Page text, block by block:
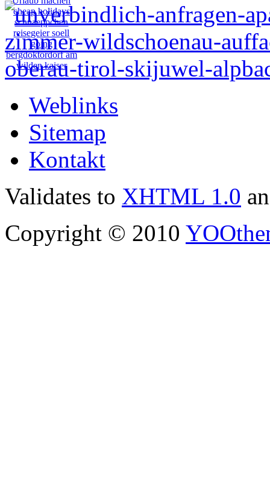
Weblinks
Sitemap
Kontakt
Validates to XHTML 1.0
Copyright © 2010